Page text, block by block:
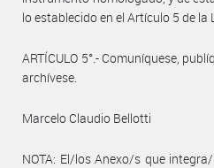
lo establecido en el Artículo 5 de la
ARTÍCULO 5°.- Comuníquese,
archívese.
Marcelo Claudio Bellotti
NOTA: El/los Anexo/s que